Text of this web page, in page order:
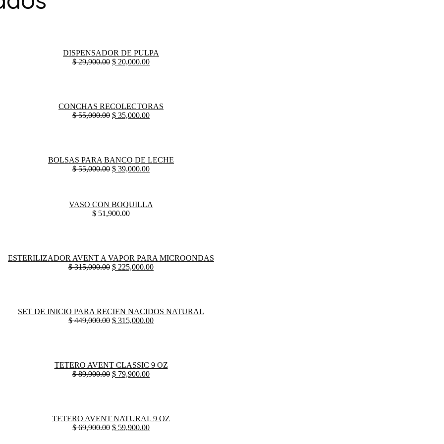
DISPENSADOR DE PULPA
$29,900.00 $ 20,000.00
CONCHAS RECOLECTORAS
$55,000.00 $ 35,000.00
BOLSAS PARA BANCO DE LECHE
$55,000.00 $ 39,000.00
VASO CON BOQUILLA
$ 51,900.00
ESTERILIZADOR AVENT A VAPOR PARA MICROONDAS
$315,000.00 $ 225,000.00
SET DE INICIO PARA RECIEN NACIDOS NATURAL
$449,000.00 $ 315,000.00
TETERO AVENT CLASSIC 9 OZ
$89,900.00 $ 79,900.00
TETERO AVENT NATURAL 9 OZ
$69,900.00 $ 59,900.00